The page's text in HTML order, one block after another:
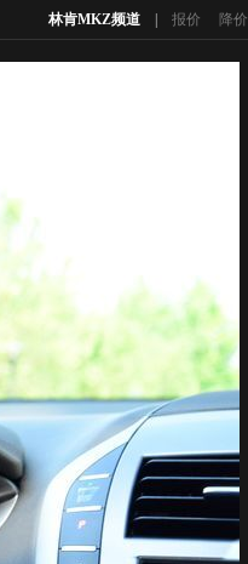
林肯MKZ频道 报价 降价